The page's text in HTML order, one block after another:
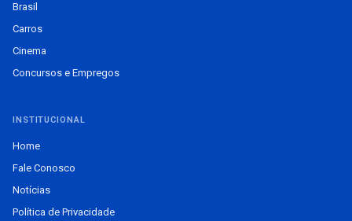
Brasil
Carros
Cinema
Concursos e Empregos
INSTITUCIONAL
Home
Fale Conosco
Notícias
Política de Privacidade